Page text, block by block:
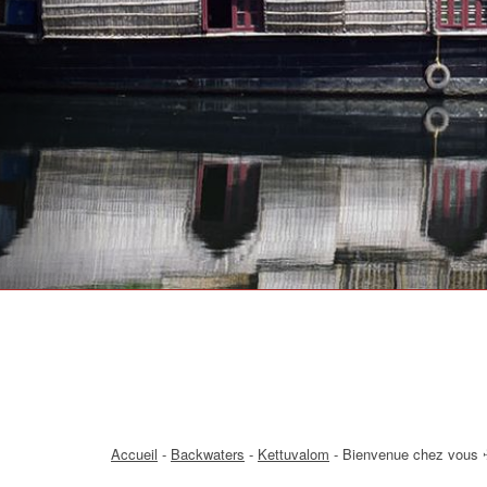
Accueil - Backwaters - Kettuvalom - Bienvenue chez vous